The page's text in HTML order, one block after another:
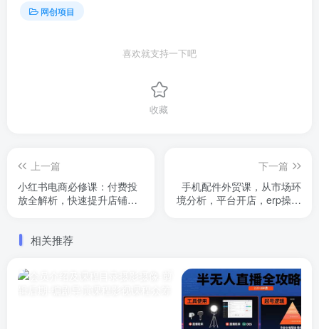
网创项目
喜欢就支持一下吧
收藏
上一篇
小红书电商必修课：付费投
放全解析，快速提升店铺
下一篇
手机配件外贸课，从市场环
境分析，平台开店，erp操作
相关推荐